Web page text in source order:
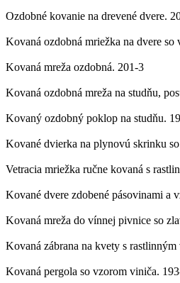
Ozdobné kovanie na drevené dvere.
Kovaná ozdobná mriežka na dvere so
Kovaná mreža ozdobná. 201-3
Kovaná ozdobná mreža na studňu,
Kovaný ozdobný poklop na studňu.
Kované dvierka na plynovú skrinku
Vetracia mriežka ručne kovaná s
Kované dvere zdobené pásovinami a
Kovaná mreža do vínnej pivnice so
Kovaná zábrana na kvety s rastlinným
Kovaná pergola so vzorom viniča.